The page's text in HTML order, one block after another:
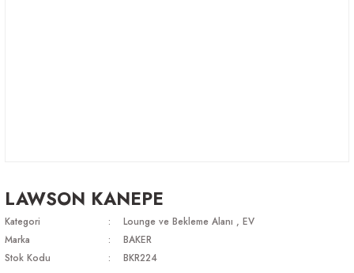
LAWSON KANEPE
Kategori Lounge ve Bekleme Alanı , EV
Marka
BAKER
Stok Kodu
BKR224